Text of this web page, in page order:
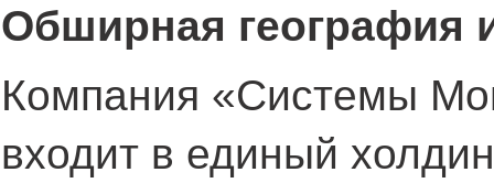
Обширная география
Компания «Системы
входит в единый